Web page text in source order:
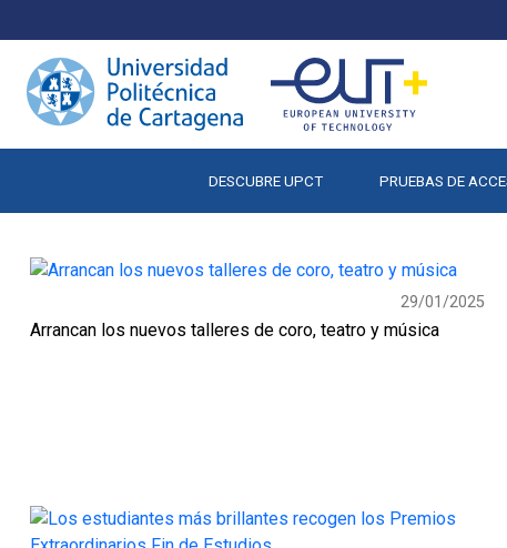
DESCUBRE UPCT PRUEBAS DE
29/01/2025
Arrancan los nuevos talleres de coro, teatro y música